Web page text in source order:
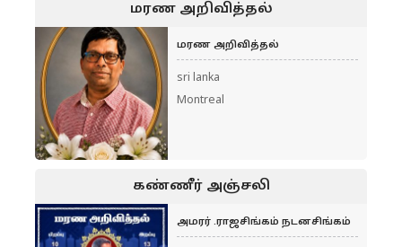
மரண அறிவித்தல்
மரண அறிவித்தல்
sri lanka
Montreal
கண்ணீர் அஞ்சலி
அமரர் .ராஜசிங்கம் நடனசிங்கம்